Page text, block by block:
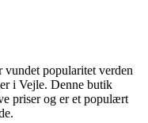
popularitet verden
i Vejle. Denne butik
priser og er et populært